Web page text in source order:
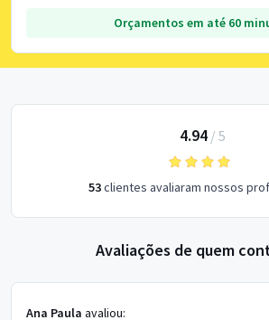
Orçamentos em até 60
4.94/ 5
53clientes avaliaram nossos
Avaliações de quem
Ana Paula avaliou: